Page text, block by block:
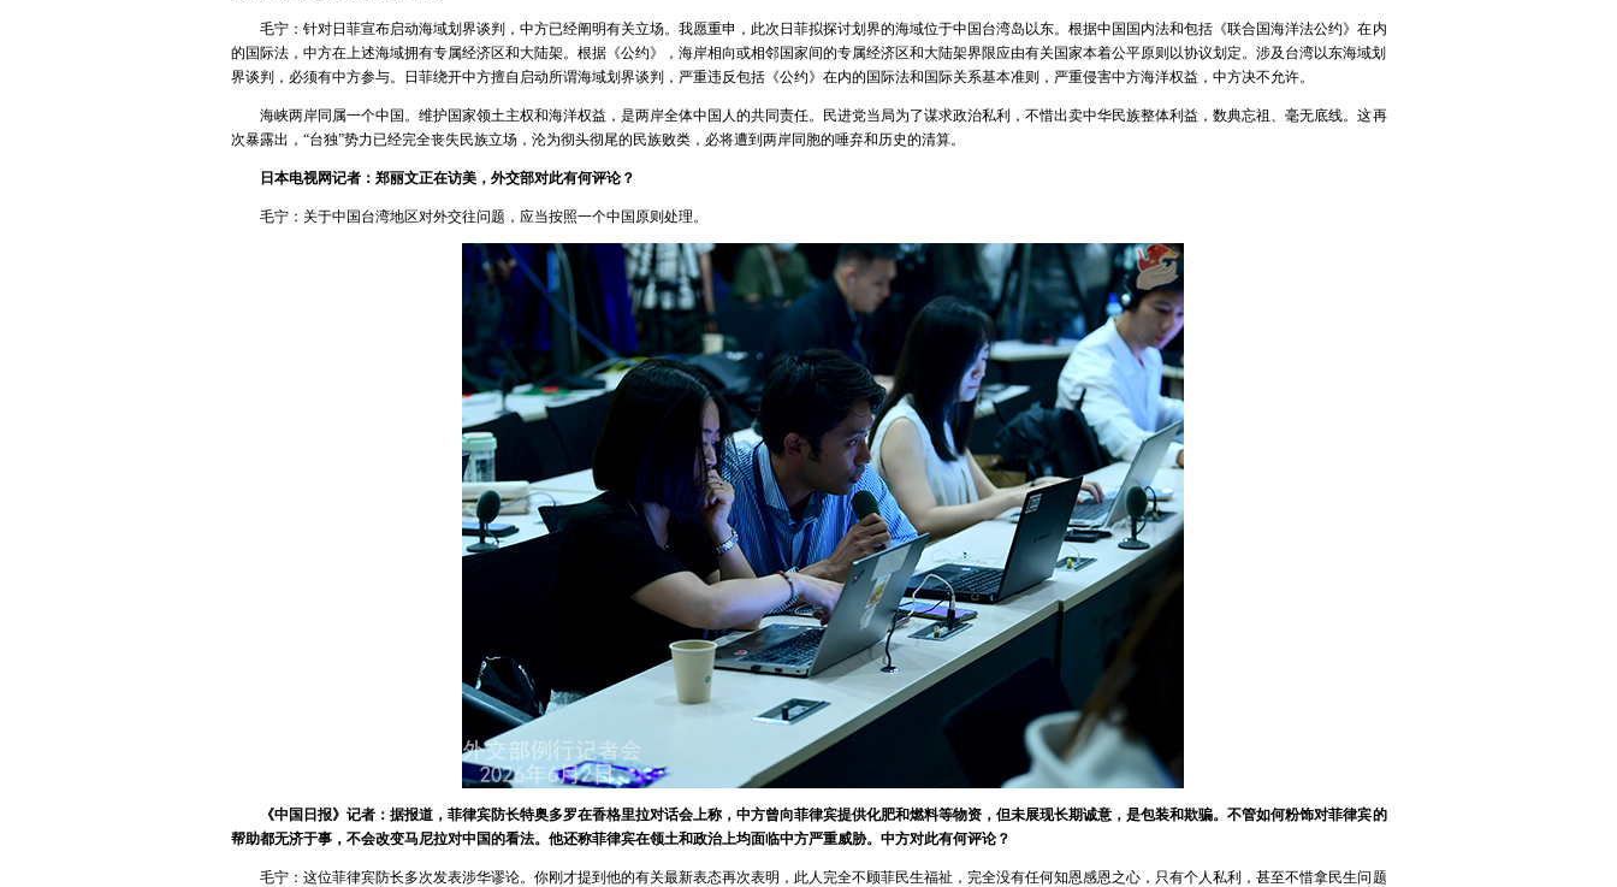
毛宁：针对日菲宣布启动海域划界谈判，中方已经阐明有关立场。我愿重申，此次日菲拟探讨划界的海域位于中国台湾岛以东。根据中国国内法和包括《联合国海洋法公约》在内
的国际法，中方在上述海域拥有专属经济区和大陆架。根据《公约》，海岸相向或相邻国家间的专属经济区和大陆架界限应由有关国家本着公平原则以协议划定。涉及台湾以东海域划
界谈判，必须有中方参与。日菲绕开中方擅自启动所谓海域划界谈判，严重违反包括《公约》在内的国际法和国际关系基本准则，严重侵害中方海洋权益，中方决不允许。
海峡两岸同属一个中国。维护国家领土主权和海洋权益，是两岸全体中国人的共同责任。民进党当局为了谋求政治私利，不惜出卖中华民族整体利益，数典忘祖、毫无底线。这再
次暴露出，“台独”势力已经完全丧失民族立场，沦为彻头彻尾的民族败类，必将遭到两岸同胞的唾弃和历史的清算。
日本电视网记者：郑丽文正在访美，外交部对此有何评论？
毛宁：关于中国台湾地区对外交往问题，应当按照一个中国原则处理。
《中国日报》记者：据报道，菲律宾防长特奥多罗在香格里拉对话会上称，中方曾向菲律宾提供化肥和燃料等物资，但未展现长期诚意，是包装和欺骗。不管如何粉饰对菲律宾的
帮助都无济于事，不会改变马尼拉对中国的看法。他还称菲律宾在领土和政治上均面临中方严重威胁。中方对此有何评论？
毛宁：这位菲律宾防长多次发表涉华谬论。你刚才提到他的有关最新表态再次表明，此人完全不顾菲民生福祉，完全没有任何知恩感恩之心，只有个人私利，甚至不惜拿民生问题